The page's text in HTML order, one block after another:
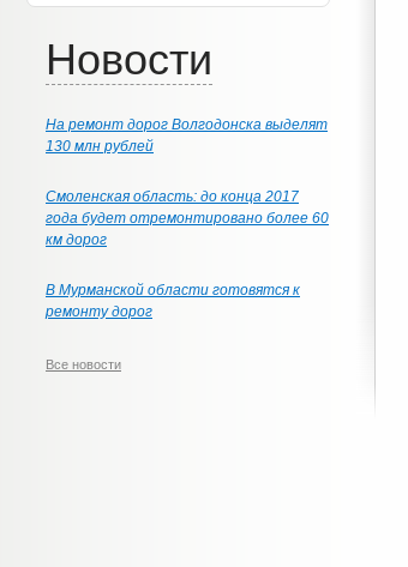
Новости
На ремонт дорог Волгодонска выделят
130 млн рублей
Смоленская область: до конца 2017
года будет отремонтировано более 60
км дорог
В Мурманской области готовятся к
ремонту дорог
Все новости